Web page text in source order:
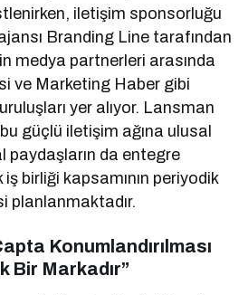
iletişim sponsorluğu
Branding Line tarafından
medya partnerleri arasında
ve Marketing Haber gibi
yer alıyor. Lansman
güçlü iletişim ağına ulusal
paydaşların da entegre
birliği kapsamının periyodik
planlanmaktadır.
Konumlandırılması
Bir Markadır”